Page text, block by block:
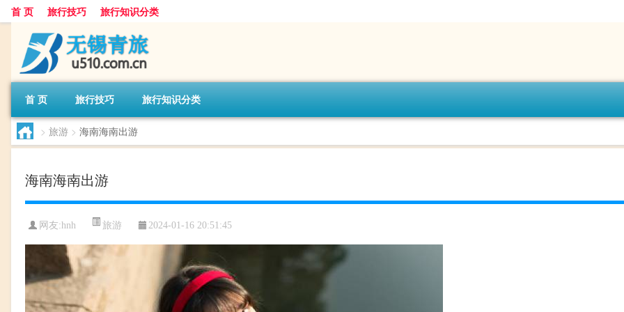
首 页 旅行技巧 旅行知识分类
首 页 旅行技巧 旅行知识分类
> 旅游 > 海南海南出游
海南海南出游
网友:hnh 旅游 2024-01-16 20:51:45